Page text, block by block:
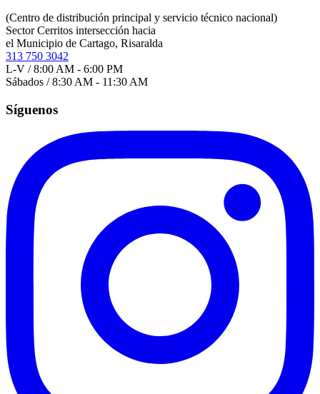
(Centro de distribución principal y servicio técnico nacional)
Sector Cerritos intersección hacia
el Municipio de Cartago, Risaralda
313 750 3042
L-V / 8:00 AM - 6:00 PM
Sábados / 8:30 AM - 11:30 AM
Síguenos